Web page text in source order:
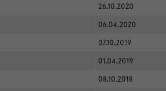
26.10.2020
06.04.2020
07.10.2019
01.04.2019
08.10.2018